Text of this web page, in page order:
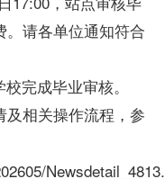
请各单位通知符合
完成毕业审核。
及相关操作流程，参